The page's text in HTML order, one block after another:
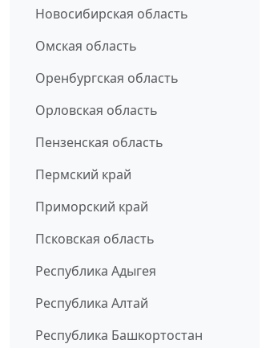
Новосибирская область
Омская область
Оренбургская область
Орловская область
Пензенская область
Пермский край
Приморский край
Псковская область
Республика Адыгея
Республика Алтай
Республика Башкортостан